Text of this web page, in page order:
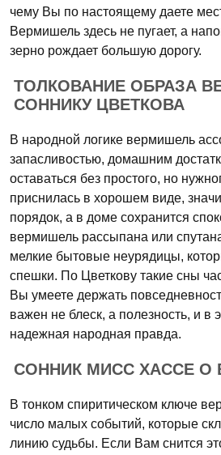
чему Вы по настоящему даете
Вермишель здесь не пугает, а
зерно рождает большую дорогу.
ТОЛКОВАНИЕ ОБРАЗА
СОННИКУ ЦВЕТКОВА
В народной логике вермишель
запасливостью, домашним
оставаться без простого, но
приснилась в хорошем виде,
порядок, а в доме сохранится
вермишель рассыпана или
мелкие бытовые неурядицы,
спешки. По Цветкову такие сны
Вы умеете держать
важен не блеск, а полезность, и в
надежная народная правда.
СОННИК МИСС ХАССЕ О
В тонком спиритическом ключе
число малых событий, которые
линию судьбы. Если Вам снится